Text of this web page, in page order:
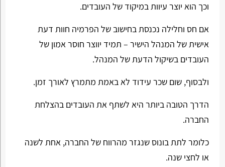
וכך הוא יוצר עיוות במיקוד של העובדים.
אם חס וחלילה נכנסת בחישוב של הפרמיה חוות דעת
אישית של המנהל הישיר – תמיד יווצר חוסר אמון של
העובדים בשיקול הדעת של המנהל.
ולבסוף, שום שכר עידוד לא באמת מתמרץ לאורך זמן.
הדרך הטובה ביותר היא לשתף את העובדים בהצלחת
החברה.
כלומר לתת בונוס שנגזר מהרווח של החברה, אחת לשנה
או לחצי שנה.